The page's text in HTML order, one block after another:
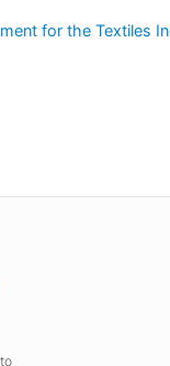
for the Textiles